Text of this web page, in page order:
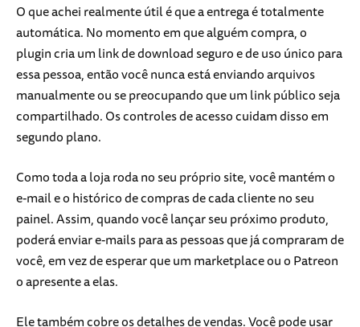
O que achei realmente útil é que a entrega é totalmente
automática. No momento em que alguém compra, o
plugin cria um link de download seguro e de uso único para
essa pessoa, então você nunca está enviando arquivos
manualmente ou se preocupando que um link público seja
compartilhado. Os controles de acesso cuidam disso em
segundo plano.
Como toda a loja roda no seu próprio site, você mantém o
e-mail e o histórico de compras de cada cliente no seu
painel. Assim, quando você lançar seu próximo produto,
poderá enviar e-mails para as pessoas que já compraram de
você, em vez de esperar que um marketplace ou o Patreon
o apresente a elas.
Ele também cobre os detalhes de vendas. Você pode usar